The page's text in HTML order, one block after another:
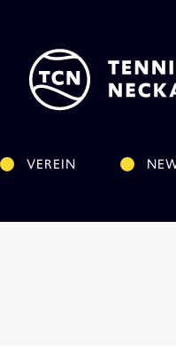
VEREIN